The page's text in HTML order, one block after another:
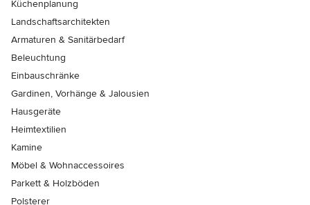
Küchenplanung
Landschaftsarchitekten
Armaturen & Sanitärbedarf
Beleuchtung
Einbauschränke
Gardinen, Vorhänge & Jalousien
Hausgeräte
Heimtextilien
Kamine
Möbel & Wohnaccessoires
Parkett & Holzböden
Polsterer